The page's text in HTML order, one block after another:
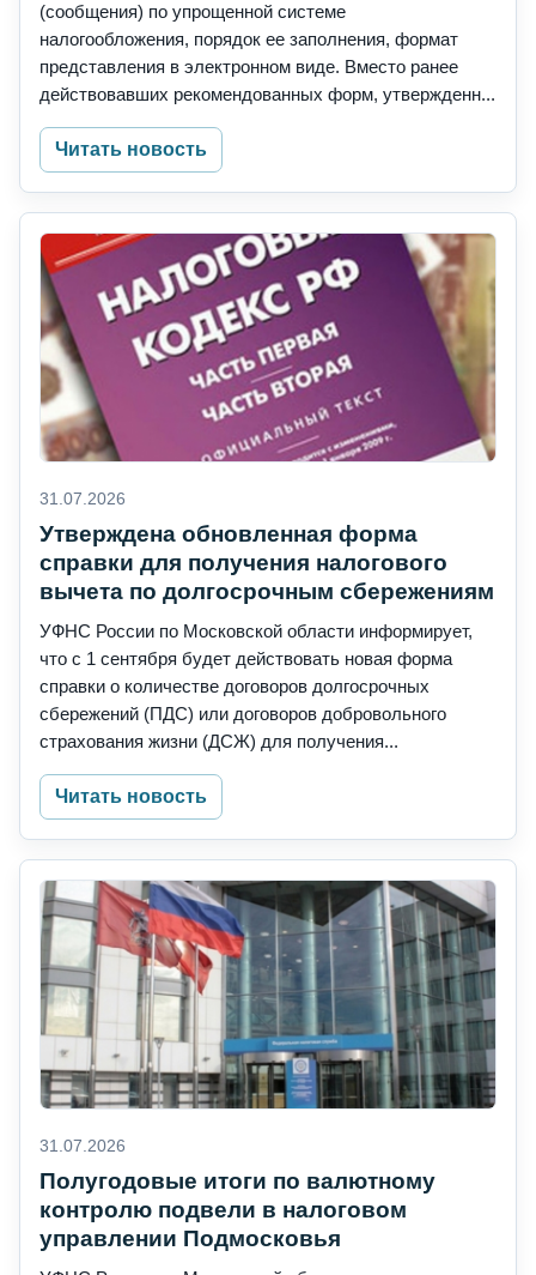
(сообщения) по упрощенной системе
налогообложения, порядок ее заполнения, формат
представления в электронном виде. Вместо ранее
действовавших рекомендованных форм, утвержденн...
Читать новость
31.07.2026
Утверждена обновленная форма
справки для получения налогового
вычета по долгосрочным сбережениям
УФНС России по Московской области информирует,
что с 1 сентября будет действовать новая форма
справки о количестве договоров долгосрочных
сбережений (ПДС) или договоров добровольного
страхования жизни (ДСЖ) для получения...
Читать новость
31.07.2026
Полугодовые итоги по валютному
контролю подвели в налоговом
управлении Подмосковья